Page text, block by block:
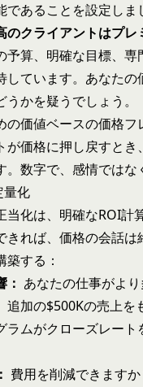
あることを設定しま
のクライアントはプレ
予算、明確な目標、
しています。あなた
かを疑うでしょう。
の価値ベースの価格フ
が価格に押し戻すと
。数字で、感情ではな
量化
当化は、明確なROI計
きれば、価格の会話は
築する：
： あなたの仕事がよ
追加の$500Kの売上
ラムがクローズレー
費用を削減できます